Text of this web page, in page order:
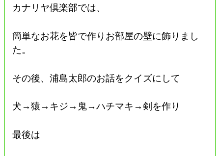
カナリヤ倶楽部では、
簡単なお花を皆で作りお部屋の壁に飾りまし
た。
その後、浦島太郎のお話をクイズにして
犬→猿→キジ→鬼→ハチマキ→剣を作り
最後は